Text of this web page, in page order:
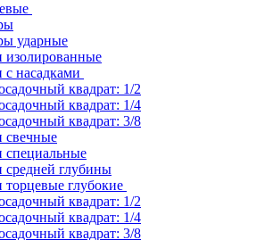
ударные
изолированные
с насадками
квадрат: 1/2
квадрат: 1/4
квадрат: 3/8
свечные
специальные
средней глубины
торцевые глубокие
квадрат: 1/2
квадрат: 1/4
квадрат: 3/8